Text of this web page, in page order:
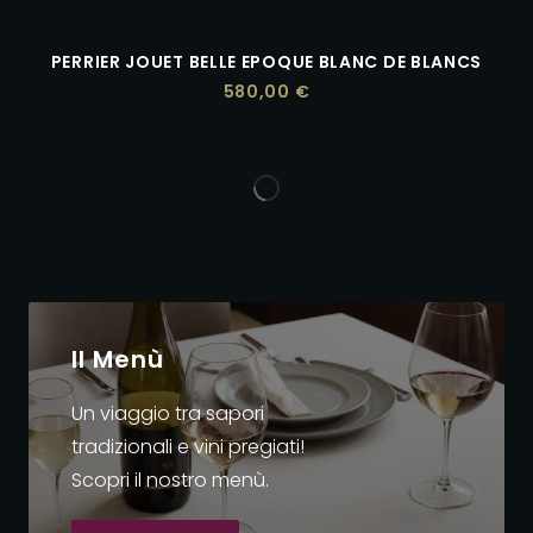
PERRIER JOUET BELLE EPOQUE BLANC DE BLANCS
580,00 €
Il Menù
Un viaggio tra sapori
tradizionali e vini pregiati!
Scopri il nostro menù.